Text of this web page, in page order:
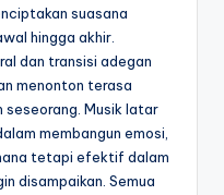
suasana
hingga akhir.
dan transisi adegan
menonton terasa
Musik latar
membangun emosi,
tetapi efektif dalam
disampaikan. Semua